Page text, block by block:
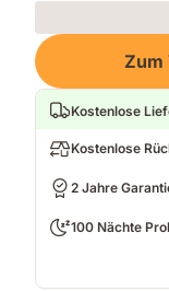
Loading
Zum
Kostenlose
Kostenlose
2 Jahre
100 Nächte